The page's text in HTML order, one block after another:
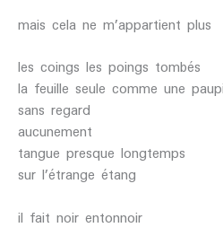
mais cela ne m’appartient plus
les coings les poings tombés
la feuille seule comme une
sans regard
aucunement
tangue presque longtemps
sur l’étrange étang
il fait noir entonnoir